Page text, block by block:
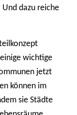
dazu reiche
wichtige
jetzt
können im
sie Städte